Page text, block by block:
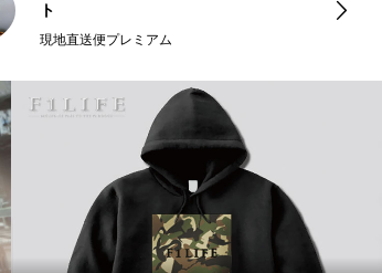
ト
現地直送便プレミアム